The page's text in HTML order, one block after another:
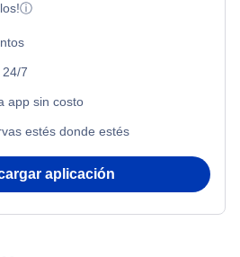
to Estanbul
to Mumbai
ⓘ
7
app sin costo
estés donde estés
aplicación